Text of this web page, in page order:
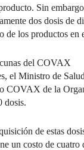
Sin
dos dosis de
de los productos en
del COVAX
el Ministro de
COVAX de la
dosis.
de estas
un costo de cuatro